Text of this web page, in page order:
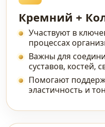
Кремний +
Участвуют в
процессах
Важны для
суставов, костей,
Помогают
эластичность и